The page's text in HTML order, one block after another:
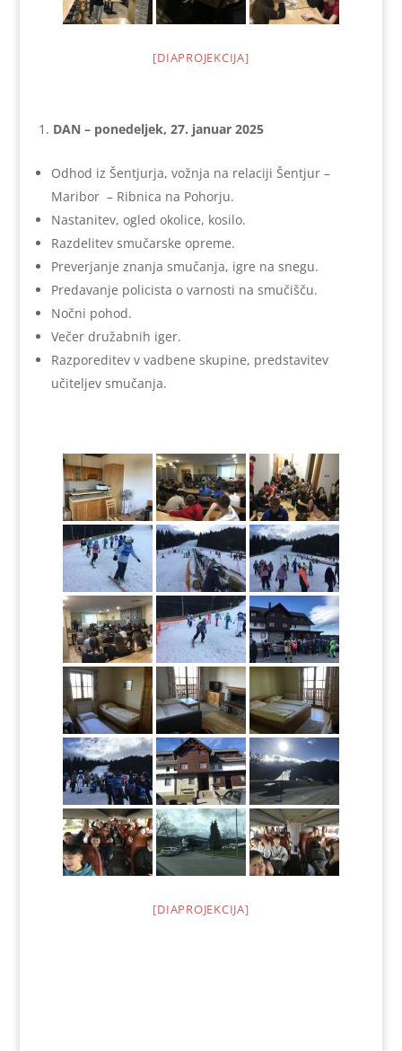
[DIAPROJEKCIJA]
DAN – ponedeljek, 27. januar 2025
Odhod iz Šentjurja, vožnja na relaciji Šentjur –
Maribor – Ribnica na Pohorju.
Nastanitev, ogled okolice, kosilo.
Razdelitev smučarske opreme.
Preverjanje znanja smučanja, igre na snegu.
Predavanje policista o varnosti na smučišču.
Nočni pohod.
Večer družabnih iger.
Razporeditev v vadbene skupine, predstavitev
učiteljev smučanja.
[DIAPROJEKCIJA]